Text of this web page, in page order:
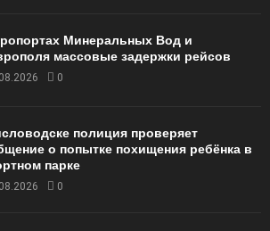
Минеральных Вод и
массовые задержки рейсов
0
полиция проверяет
о попытке похищения ребёнка в
парке
0